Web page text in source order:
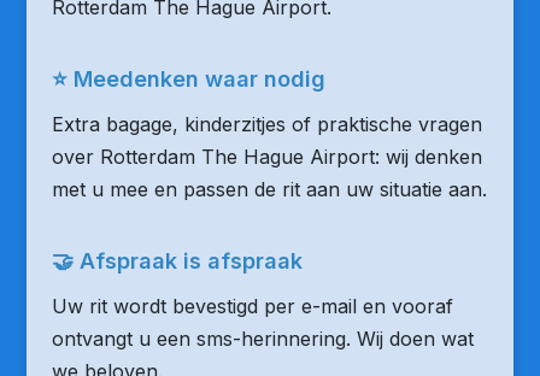
Rotterdam The Hague Airport.
⭐ Meedenken waar nodig
Extra bagage, kinderzitjes of praktische vragen
over Rotterdam The Hague Airport: wij denken
met u mee en passen de rit aan uw situatie aan.
🤝 Afspraak is afspraak
Uw rit wordt bevestigd per e-mail en vooraf
ontvangt u een sms-herinnering. Wij doen wat
we beloven.